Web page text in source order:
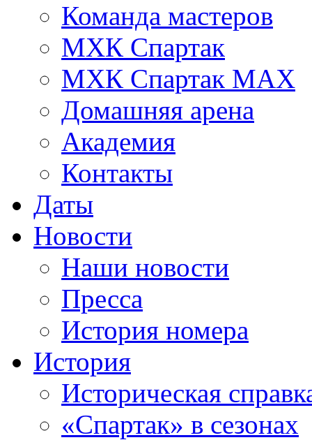
Команда мастеров
МХК Спартак
МХК Спартак МАХ
Домашняя арена
Академия
Контакты
Даты
Новости
Наши новости
Пресса
История номера
История
Историческая
«Спартак» в сезонах